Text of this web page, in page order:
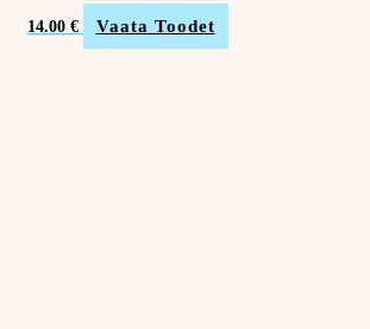
14.00 € Vaata Toodet